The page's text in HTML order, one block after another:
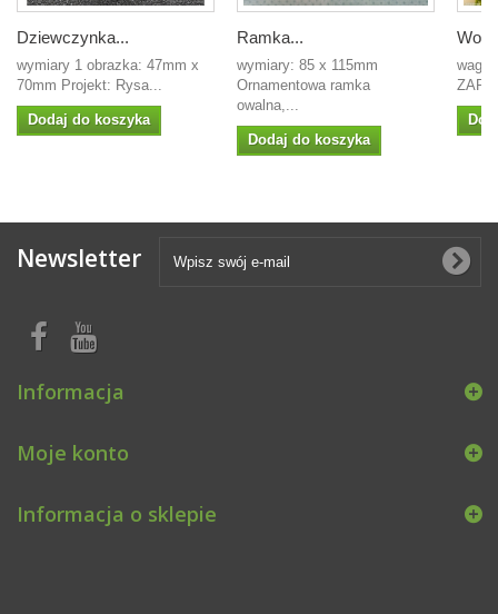
Dziewczynka...
wymiary 1 obrazka: 47mm x
70mm Projekt: Rysa...
Dodaj do koszyka
Ramka...
wymiary: 85 x 115mm
Ornamentowa ramka
owalna,...
Dodaj do koszyka
waga
Newsletter
Informacja
Moje konto
Informacja o sklepie